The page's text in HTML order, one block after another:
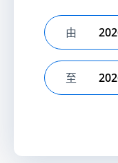
選擇開始
由
選擇結束
至